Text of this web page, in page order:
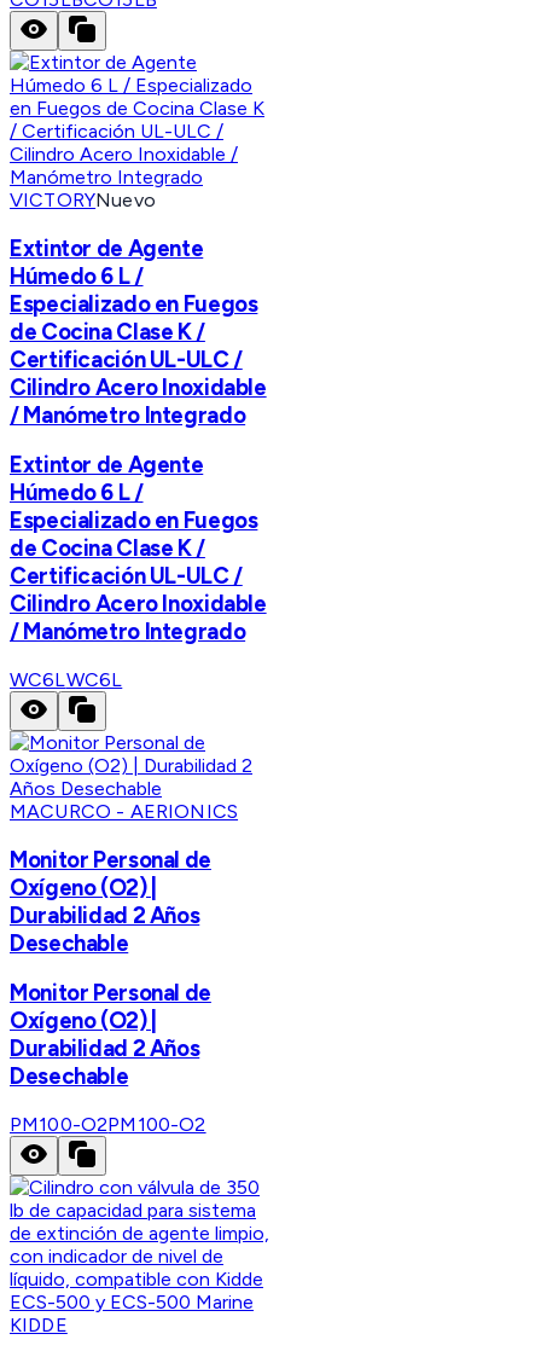
VICTORYNuevo
Extintor de Agente
Húmedo 6 L /
Especializado en Fuegos
de Cocina Clase K /
Certificación UL-ULC /
Cilindro Acero Inoxidable
/ Manómetro Integrado
Extintor de Agente
Húmedo 6 L /
Especializado en Fuegos
de Cocina Clase K /
Certificación UL-ULC /
Cilindro Acero Inoxidable
/ Manómetro Integrado
WC6LWC6L
MACURCO - AERIONICS
Monitor Personal de
Oxígeno (O2) |
Durabilidad 2 Años
Desechable
Monitor Personal de
Oxígeno (O2) |
Durabilidad 2 Años
Desechable
PM100-O2PM100-O2
KIDDE